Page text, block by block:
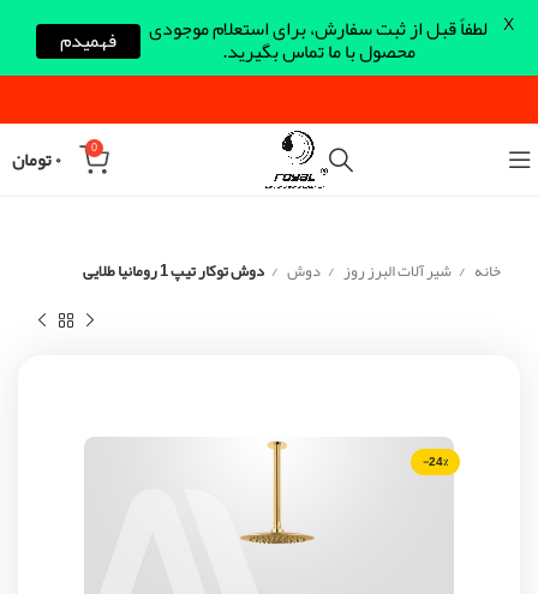
0 ۰تومان
خانه شیر آلات البرز روز دوش دوش توکار تیپ 1 رومانیا طلایی
-24%
لطفاً قبل از ثبت سفارش، برای استعلام موجودی
محصول با ما تماس بگیرید. فهمیدم X